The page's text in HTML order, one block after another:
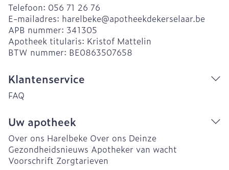
Telefoon: 056 71 26 76
E-mailadres: harelbeke@apotheekdekerselaar.be
APB nummer: 341305
Apotheek titularis: Kristof Mattelin
BTW nummer: BE0863507658
Klantenservice
FAQ
Uw apotheek
Over ons Harelbeke Over ons Deinze
Gezondheidsnieuws Apotheker van wacht
Voorschrift Zorgtarieven